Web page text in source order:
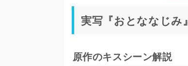
実写『おとななじみ
原作のキスシーン解説